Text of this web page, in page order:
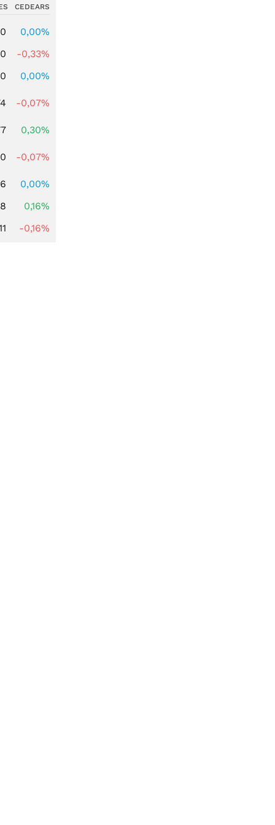
CEDEARS
0,00%
-0,33%
0,00%
-0,07%
0,30%
-0,07%
0,00%
0,16%
-0,16%